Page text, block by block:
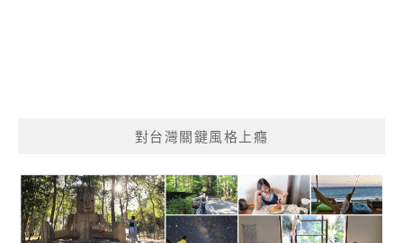
對台灣關鍵風格上癮